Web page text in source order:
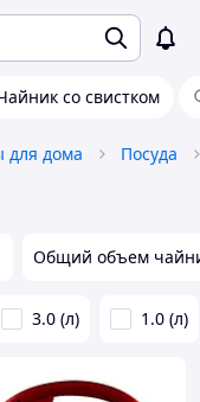
со свистком
для дома Посуда
Общий объем
3.0 (л) 1.0 (л)